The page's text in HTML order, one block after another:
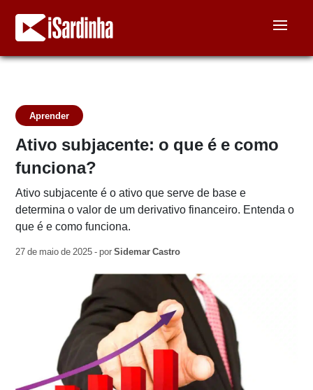
Aprender
Ativo subjacente: o que é e como
funciona?
Ativo subjacente é o ativo que serve de base e
determina o valor de um derivativo financeiro. Entenda o
que é e como funciona.
27 de maio de 2025 - porSidemar Castro